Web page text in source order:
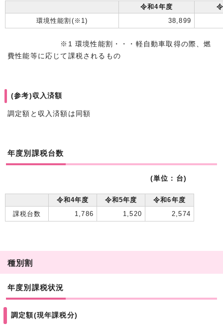
令和4年度
環境性能割(※1)
38,899
※1 環境性能割・・・軽自動車取得の際、燃
費性能等に応じて課税されるもの
(参考)収入済額
調定額と収入済額は同額
年度別課税台数
(単位：台)
令和4年度 令和5年度
令和6年度
課税台数
1,786 1,520 2,574
種別割
年度別課税状況
調定額(現年課税分)